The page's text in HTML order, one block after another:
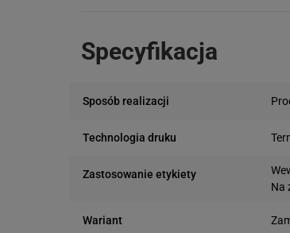
Specyfikacja
Sposób realizacji
Technologia druku
Zastosowanie etykiety
Na
Wariant